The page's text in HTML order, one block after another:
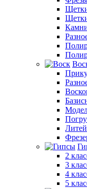
2
3
4
5